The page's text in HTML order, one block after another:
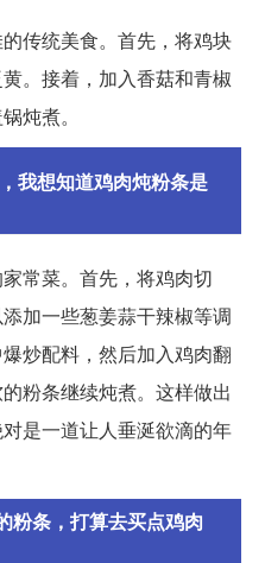
传统美食。首先，将鸡块
。接着，加入香菇和青椒
炖煮。
我想知道鸡肉炖粉条是
常菜。首先，将鸡肉切
加一些葱姜蒜干辣椒等调
炒配料，然后加入鸡肉翻
粉条继续炖煮。这样做出
是一道让人垂涎欲滴的年
粉条，打算去买点鸡肉